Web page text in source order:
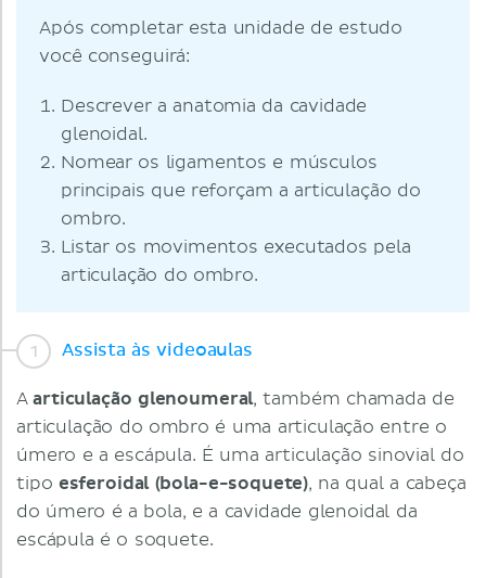
Após completar esta unidade de estudo
você conseguirá:
Descrever a anatomia da cavidade
glenoidal.
Nomear os ligamentos e músculos
principais que reforçam a articulação do
ombro.
Listar os movimentos executados pela
articulação do ombro.
Assista às videoaulas
Aarticulação glenoumeral, também chamada de
articulação do ombro é uma articulação entre o
úmero e a escápula. É uma articulação sinovial do
tipo esferoidal (bola-e-soquete), na qual a cabeça
do úmero é a bola, e a cavidade glenoidal da
escápula é o soquete.